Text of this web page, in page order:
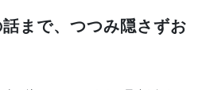
まで、つつみ隠さずお